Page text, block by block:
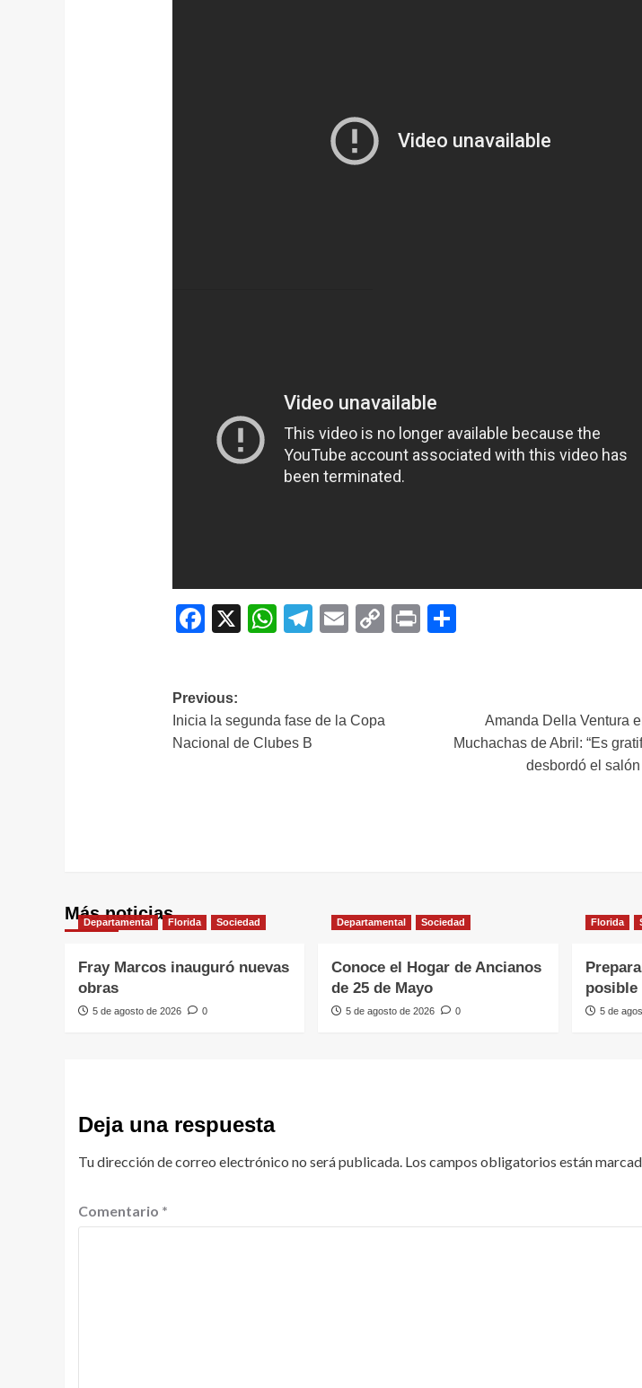
Facebook
X WhatsApp
Telegram
EmailCopyPrint
Navegación
de
Previous:
Inicia la segunda fase de la Copa
Nacional de Clubes B
Amanda Della Ventura
Muchachas de Abril: “Es
desbordó el salón
Más noticias
Departamental Florida Sociedad
Fray Marcos inauguró nuevas
obras
5 de agosto de 2026 0
Departamental Sociedad
Conoce el Hogar de Ancianos
de 25 de Mayo
5 de agosto de 2026 0
Florida
posible
5 de
Deja una respuesta
Tu dirección de correo electrónico no será publicada. Los campos obligatorios están
Comentario *